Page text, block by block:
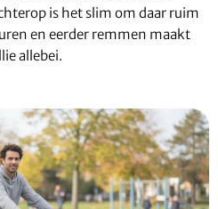
is het slim om daar ruim
en eerder remmen maakt
allebei.